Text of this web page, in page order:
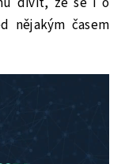
nějakým časem